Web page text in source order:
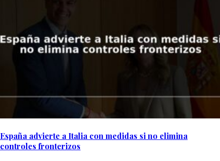
España advierte a Italia con medidas si no elimina
controles fronterizos